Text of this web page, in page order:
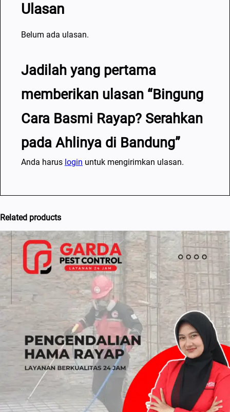
Ulasan
Belum ada ulasan.
Jadilah yang pertama
memberikan ulasan “Bingung
Cara Basmi Rayap? Serahkan
pada Ahlinya di Bandung”
Anda harus login untuk mengirimkan ulasan.
Related products